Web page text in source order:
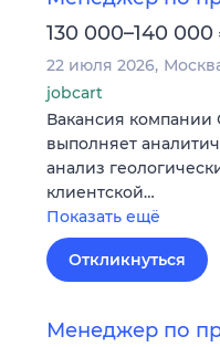
130 000–140 000
22 июля 2026
jobcart
Вакансия
выполняет
анализ
клиентской…
Показать ещё
Откликнуться
Менеджер по